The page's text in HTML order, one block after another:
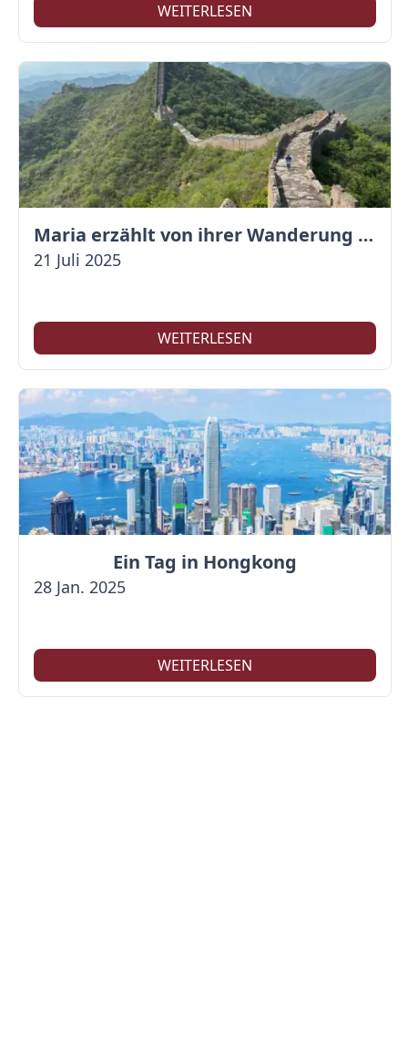
WEITERLESEN
Maria erzählt von ihrer Wanderung auf der Großen Mauer
21 Juli 2025
WEITERLESEN
Ein Tag in Hongkong
28 Jan. 2025
WEITERLESEN